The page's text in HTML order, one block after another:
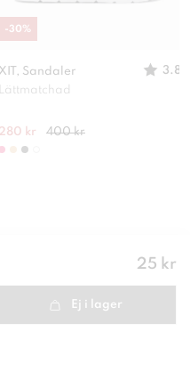
XIT, Sandaler
3.8
Lättmatchad
280 kr 400 kr
-30%
Pris:
25 kr
Ej i lager